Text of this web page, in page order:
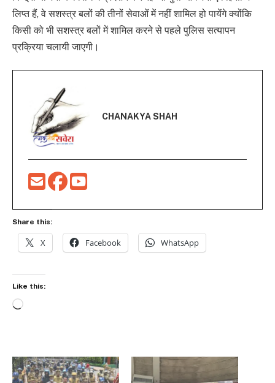
लिप्त हैं, वे सशस्त्र बलों की तीनों सेवाओं में नहीं शामिल हो पायेंगे क्योंकि
किसी को भी सशस्त्र बलों में शामिल करने से पहले पुलिस सत्यापन
प्रक्रिया चलायी जाएगी।
CHANAKYA SHAH
Share this:
X Facebook WhatsApp
Like this:
Loading…